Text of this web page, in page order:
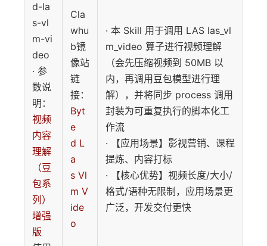
d-la
s-vl
m-vi
deo
· 参
数说
明：
视频
内容
理解
（豆
包系
列）
增强
版
Cla
whu
b镜
像站
链
接：
Byt
e
d L
a
s Vl
m V
ide
o
· 本 Skill 用于调用 LAS las_vl
m_video 算子进行视频理解
（会先压缩视频到 50MB 以
内，再调用豆包模型进行理
解），并将同步 process 调用
封装为可重复执行的脚本化工
作流
· 【应用场景】影视营销、课程
提炼、内容打标
· 【核心优势】视频长度/大小/
格式/语种无限制，应用场景更
广泛，开发交付更快